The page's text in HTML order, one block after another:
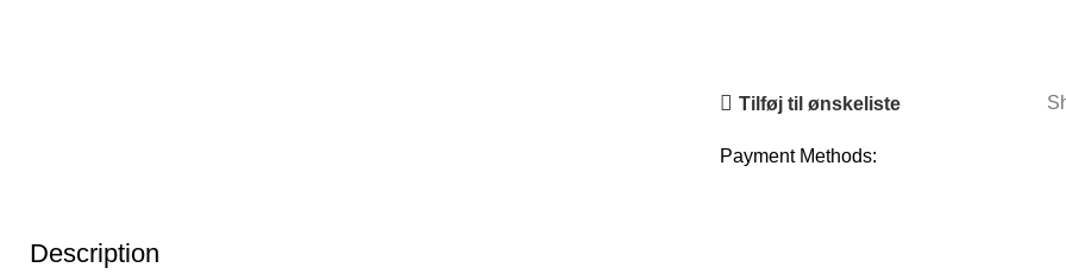
Tilføj til ønskeliste
Payment Methods:
Description